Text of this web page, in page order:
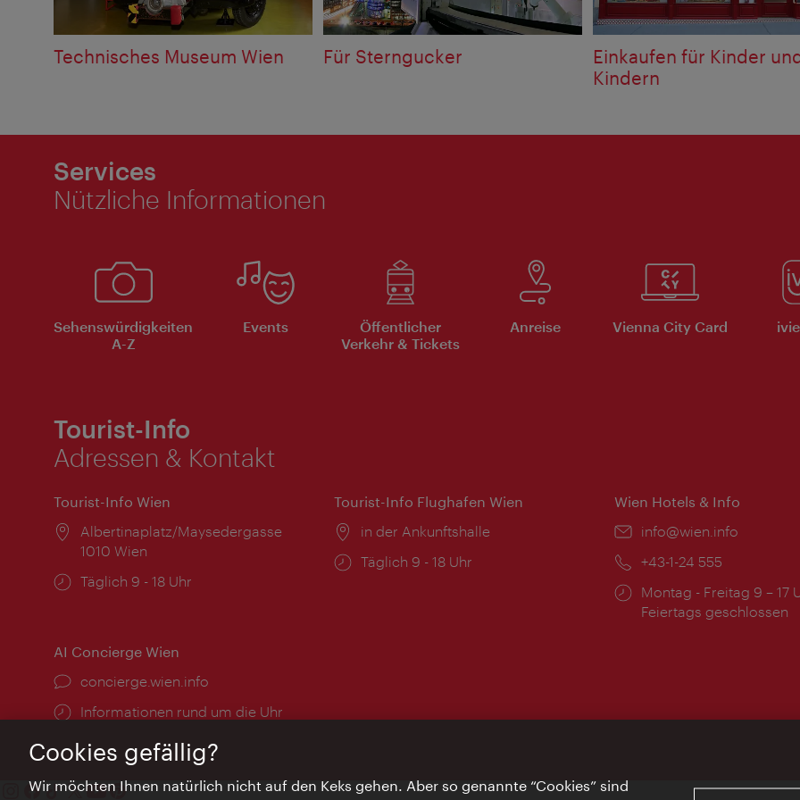
Technisches Museum Wien Für Sterngucker
Einkaufen für Kinder
Kindern
Services
Nützliche Informationen
Sehenswürdigkeiten
A-Z
Events
Öffentlicher
Verkehr & Tickets
Anreise Vienna City Card
Tourist-Info
Adressen & Kontakt
Tourist-Info Wien
Ort:
Albertinaplatz/Maysedergasse
1010 Wien
Öffnungszeiten:
Täglich 9 - 18 Uhr
Tourist-Info Flughafen Wien
Ort:
in der Ankunftshalle
Öffnungszeiten:
Täglich 9 - 18 Uhr
Wien Hotels & Info
Email:
info@wien.info
Telefon:
+43-1-24 555
Öffnungszeiten:
Montag - Freitag 9 – 17
Feiertags geschlossen
AI Concierge Wien
Ort:
concierge.wien.info
Öffnungszeiten:
Informationen rund um die Uhr
Cookies gefällig?
Wir möchten Ihnen natürlich nicht auf den Keks gehen. Aber so genannte “Cookies” sind